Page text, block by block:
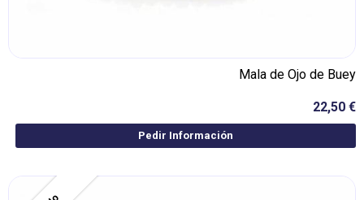
Mala de Ojo de Buey
22,50 €
Pedir Información